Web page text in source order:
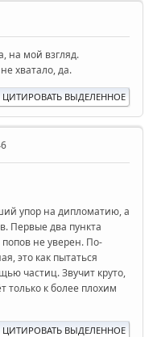
на мой взгляд.
хватало, да.
ЦИТИРОВАТЬ ВЫДЕЛЕННОЕ
упор на дипломатию, а
Первые два пункта
не уверен. По-
это как пытаться
частиц. Звучит круто,
только к более плохим
ЦИТИРОВАТЬ ВЫДЕЛЕННОЕ